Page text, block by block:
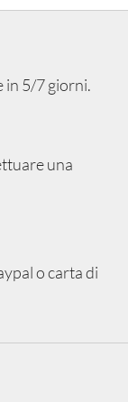
in 5/7 giorni.
una
o carta di